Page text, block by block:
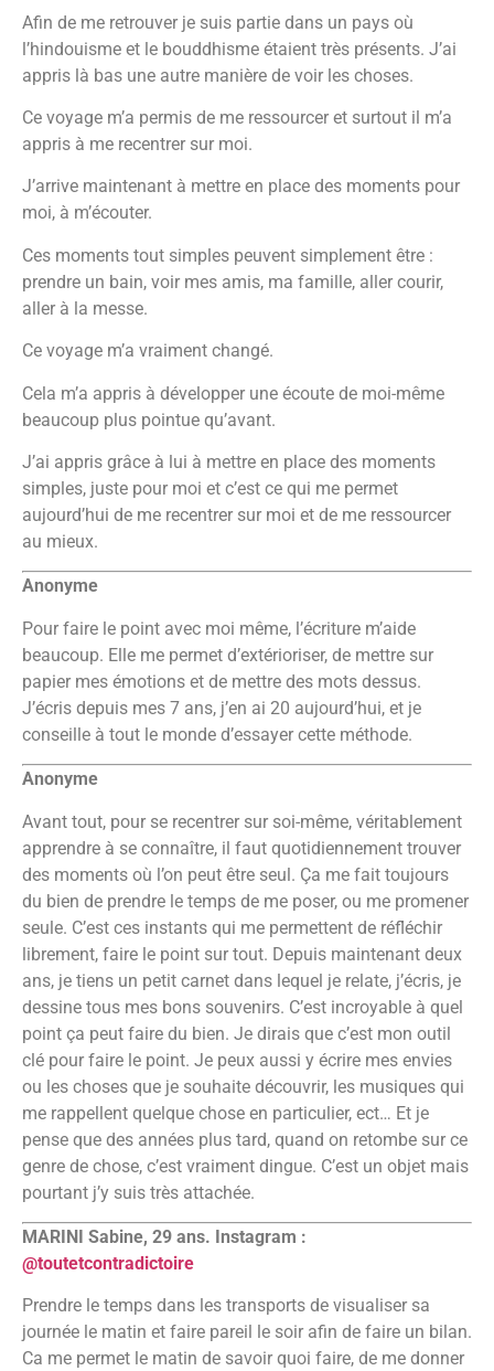
Afin de me retrouver je suis partie dans un pays où
l’hindouisme et le bouddhisme étaient très présents. J’ai
appris là bas une autre manière de voir les choses.
Ce voyage m’a permis de me ressourcer et surtout il m’a
appris à me recentrer sur moi.
J’arrive maintenant à mettre en place des moments pour
moi, à m’écouter.
Ces moments tout simples peuvent simplement être :
prendre un bain, voir mes amis, ma famille, aller courir,
aller à la messe.
Ce voyage m’a vraiment changé.
Cela m’a appris à développer une écoute de moi-même
beaucoup plus pointue qu’avant.
J’ai appris grâce à lui à mettre en place des moments
simples, juste pour moi et c’est ce qui me permet
aujourd’hui de me recentrer sur moi et de me ressourcer
au mieux.
Anonyme
Pour faire le point avec moi même, l’écriture m’aide
beaucoup. Elle me permet d’extérioriser, de mettre sur
papier mes émotions et de mettre des mots dessus.
J’écris depuis mes 7 ans, j’en ai 20 aujourd’hui, et je
conseille à tout le monde d’essayer cette méthode.
Anonyme
Avant tout, pour se recentrer sur soi-même, véritablement
apprendre à se connaître, il faut quotidiennement trouver
des moments où l’on peut être seul. Ça me fait toujours
du bien de prendre le temps de me poser, ou me promener
seule. C’est ces instants qui me permettent de réfléchir
librement, faire le point sur tout. Depuis maintenant deux
ans, je tiens un petit carnet dans lequel je relate, j’écris, je
dessine tous mes bons souvenirs. C’est incroyable à quel
point ça peut faire du bien. Je dirais que c’est mon outil
clé pour faire le point. Je peux aussi y écrire mes envies
ou les choses que je souhaite découvrir, les musiques qui
me rappellent quelque chose en particulier, ect… Et je
pense que des années plus tard, quand on retombe sur ce
genre de chose, c’est vraiment dingue. C’est un objet mais
pourtant j’y suis très attachée.
MARINI Sabine, 29 ans. Instagram :
@toutetcontradictoire
Prendre le temps dans les transports de visualiser sa
journée le matin et faire pareil le soir afin de faire un bilan.
Ca me permet le matin de savoir quoi faire, de me donner